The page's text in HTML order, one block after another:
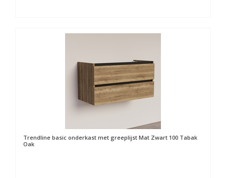
Trendline basic onderkast met greeplijst Mat Zwart 100 Tabak
Oak